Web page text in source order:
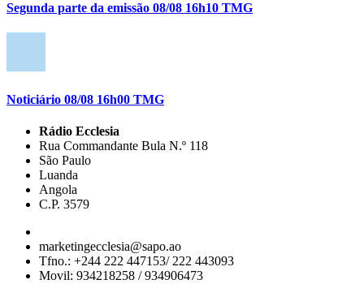
Segunda parte da emissão 08/08 16h10 TMG
Noticiário 08/08 16h00 TMG
Rádio Ecclesia
Rua Commandante Bula N.º 118
São Paulo
Luanda
Angola
C.P. 3579
marketingecclesia@sapo.ao
Tfno.: +244 222 447153/ 222 443093
Movil: 934218258 / 934906473